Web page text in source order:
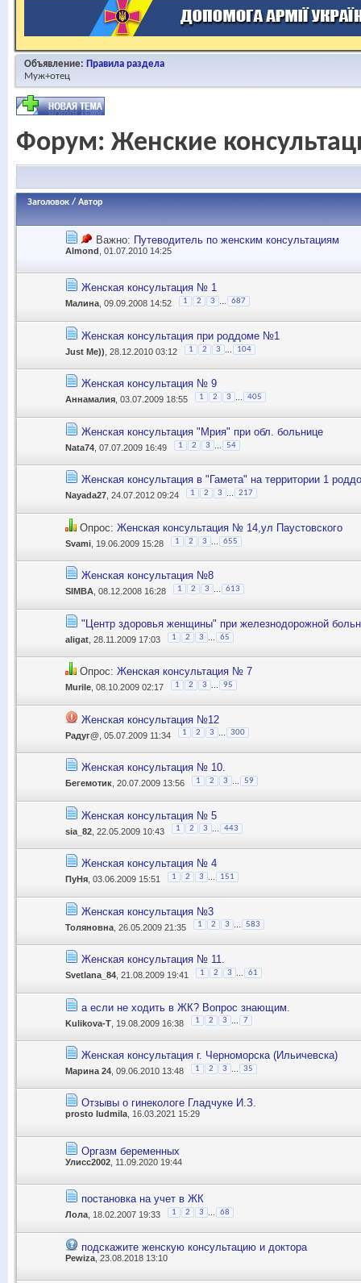
Объявление: Правила раздела
Муж+отец
Форум: Женские
Заголовок / Автор
Важно: Путеводитель по женским консультациям
Almond , 01.07.2010 14:25
Женская консультация № 1
Малина , 09.09.2008 14:52 1 2 3 687
Женская консультация при роддоме №1
Just Me)) , 28.12.2010 03:12 1 2 3 104
Женская консультация № 9
Аннамалия , 03.07.2009 18:55 1 2 3 405
Женская консультация "Мрия" при обл. больнице
Nata74 , 07.07.2009 16:49 1 2 3 54
Женская консультация в "Гамета" на территории 1
Nayada27 , 24.07.2012 09:24 1 2 3 217
Опрос: Женская консультация № 14,ул Паустовского
Svami , 19.06.2009 15:28 1 2 3 655
Женская консультация №8
SIMBA , 08.12.2008 16:28 1 2 3 613
"Центр здоровья женщины" при железнодорожной
aligat , 28.11.2009 17:03 1 2 3 65
Опрос: Женская консультация № 7
Murile , 08.10.2009 02:17 1 2 3 95
Женская консультация №12
Радуг@ , 05.07.2009 11:34 1 2 3 ... 300
Женская консультация № 10.
Бегемотик , 20.07.2009 13:56 1 2 3 59
Женская консультация № 5
sia_82 , 22.05.2009 10:43 1 2 3 443
Женская консультация № 4
ПуНя , 03.06.2009 15:51 1 2 3 151
Женская консультация №3
Толяновна , 26.05.2009 21:35 1 2 3 583
Женская консультация № 11.
Svetlana_84 , 21.08.2009 19:41 1 2 3 61
а если не ходить в ЖК? Вопрос знающим.
Kulikova-T , 19.08.2009 16:38 1 2 3 7
Женская консультация г. Черноморска (Ильичевска)
Марина 24 , 09.06.2010 13:48 1 2 3 35
Отзывы о гинекологе Гладчуке И.З.
prosto ludmila, 16.03.2021 15:29
Оргазм беременных
Улисс2002 , 11.09.2020 19:44
постановка на учет в ЖК
Лола , 18.02.2007 19:33 1 2 3 68
подскажите женскую консультацию и доктора
Pewiza , 23.08.2018 13:10